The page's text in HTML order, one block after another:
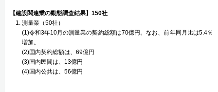
【建設関連業の動態調査結果】150社
測量業（50社）
(1)令和3年10月の測量業の契約総額は70億円。なお、前年同月比は5.4％
増加。
(2)国内契約総額は、69億円
(3)国内民間は、13億円
(4)国内公共は、56億円